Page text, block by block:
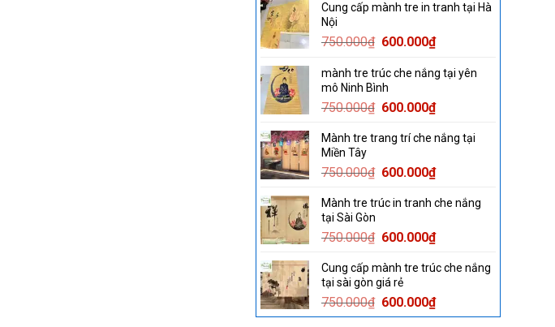
Cung cấp mành tre in tranh tại Hà
Nội
750.000₫ Original
was:
750.000₫.
600.000₫Current
is:
mành tre trúc che nắng tại yên
mô Ninh Bình
750.000₫ Original
was:
600.000₫Current
is:
Mành tre trang trí che nắng tại
Miền Tây
750.000₫ Original
was:
600.000₫Current
is:
Mành tre trúc in tranh che nắng
tại Sài Gòn
750.000₫ Original
was:
750.000₫.
600.000₫Current
is:
Cung cấp mành tre trúc che nắng
tại sài gòn giá rẻ
750.000₫ Original
price
600.000₫Current
price